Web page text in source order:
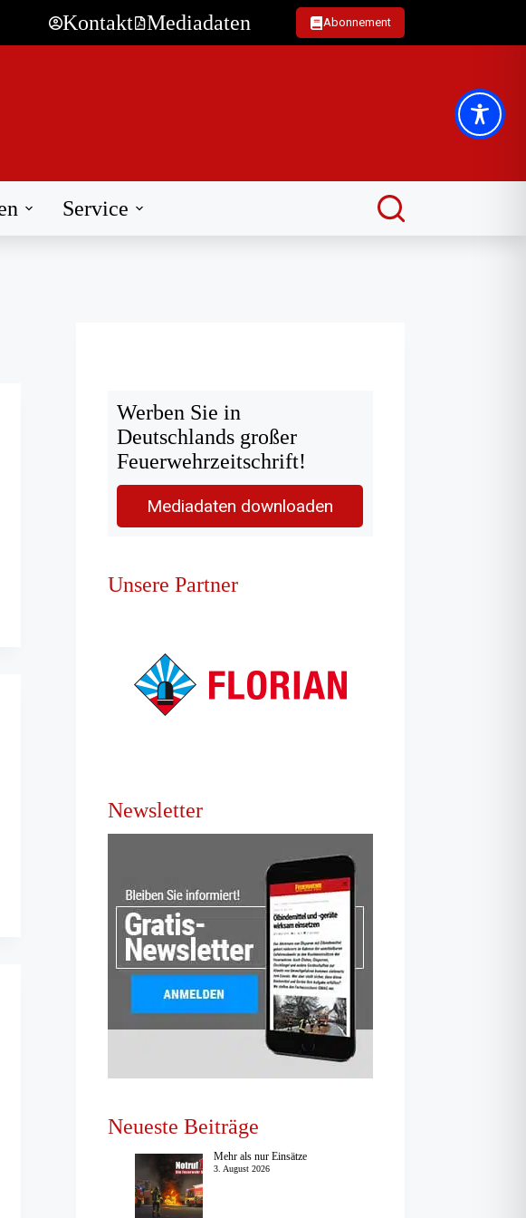
Kontakt Mediadaten Abonnement
Service
Werben Sie in
Deutschlands großer
Feuerwehrzeitschrift!
Mediadaten downloaden
Unsere Partner
Newsletter
Neueste Beiträge
Mehr als nur Einsätze
3. August 2026